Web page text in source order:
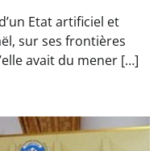
Etat artificiel et
sur ses frontières
avait du mener […]